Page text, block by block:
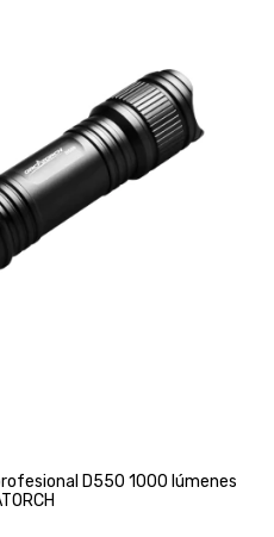
D550 1000 lúmenes